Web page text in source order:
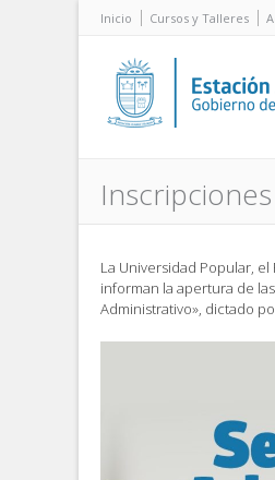
Inicio Cursos y Talleres
La Universidad Popular, el
informan la apertura de
Administrativo», dictado